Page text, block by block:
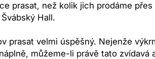
prasat, než kolik jich prodáme
Hall.
prasat velmi úspěšný. Nejenže
můžeme-li právě tato zvídavá